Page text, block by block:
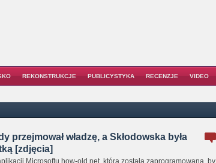
REKONSTRUKCJE PUBLICYSTYKA RECENZJE VIDEO
przejmował władzę, a Skłodowska była
[zdjęcia]
Microsoftu how-old.net, która została zaprogramowana, by